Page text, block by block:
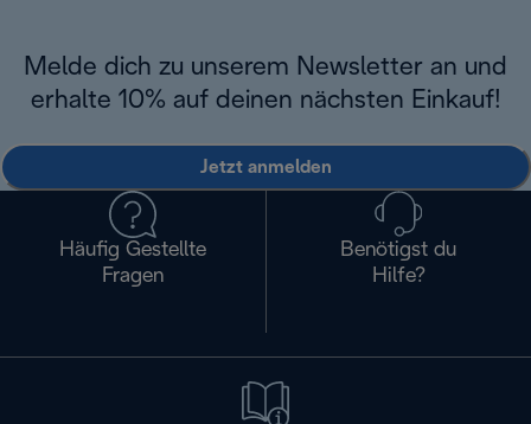
Melde dich zu unserem Newsletter an und
erhalte 10% auf deinen nächsten Einkauf!
Jetzt anmelden
Häufig Gestellte
Fragen
Benötigst du
Hilfe?